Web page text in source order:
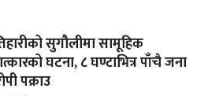
सुगौलीमा सामूहिक
घटना, ८ घण्टाभित्र पाँचै जना
पक्राउ